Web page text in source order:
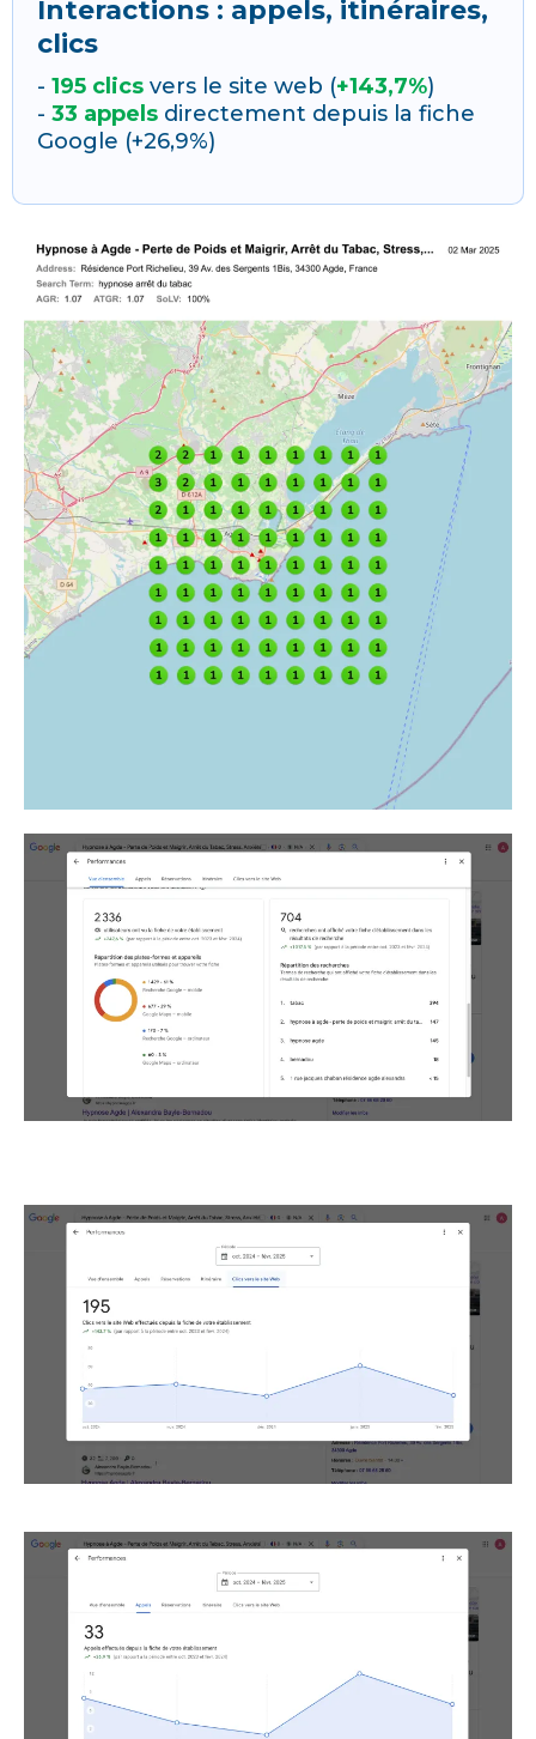
Interactions : appels, itinéraires,
clics
- 195 clics vers le site web (+143,7%)
- 33 appels directement depuis la fiche
Google (+26,9%)